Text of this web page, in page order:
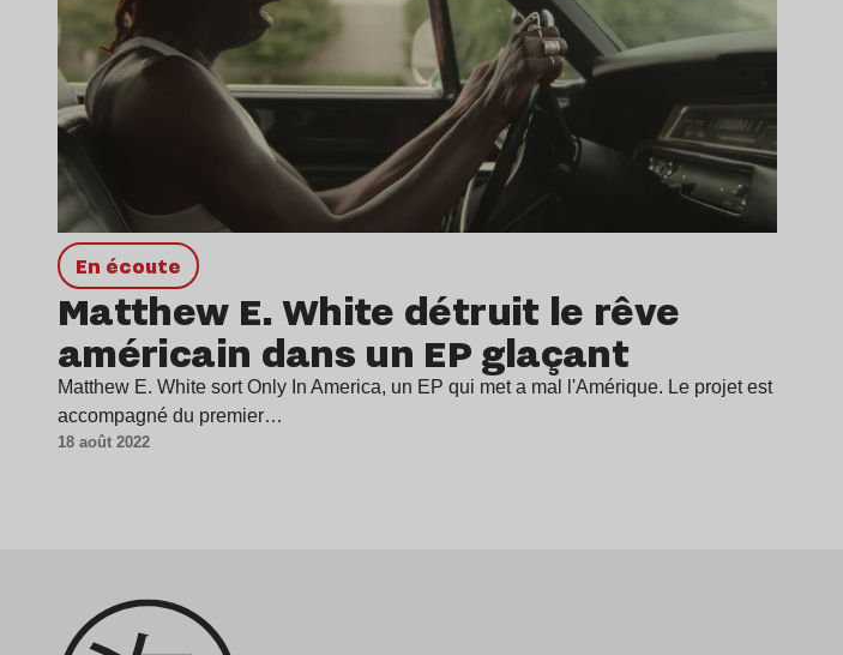
en écoute
Matthew E. White détruit le rêve
américain dans un EP glaçant
Matthew E. White sort Only In America, un EP qui met a mal l'Amérique. Le projet est
accompagné du premier…
18 août 2022